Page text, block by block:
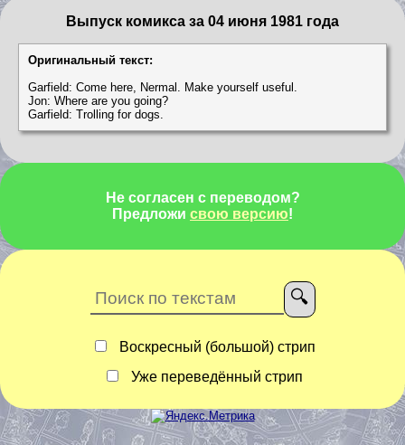
Выпуск комикса за 04 июня 1981 года
Оригинальный текст:
Garfield: Come here, Nermal. Make yourself useful.
Jon: Where are you going?
Garfield: Trolling for dogs.
Не согласен с переводом?
Предложи свою версию!
Воскресный (большой) стрип
Уже переведённый стрип